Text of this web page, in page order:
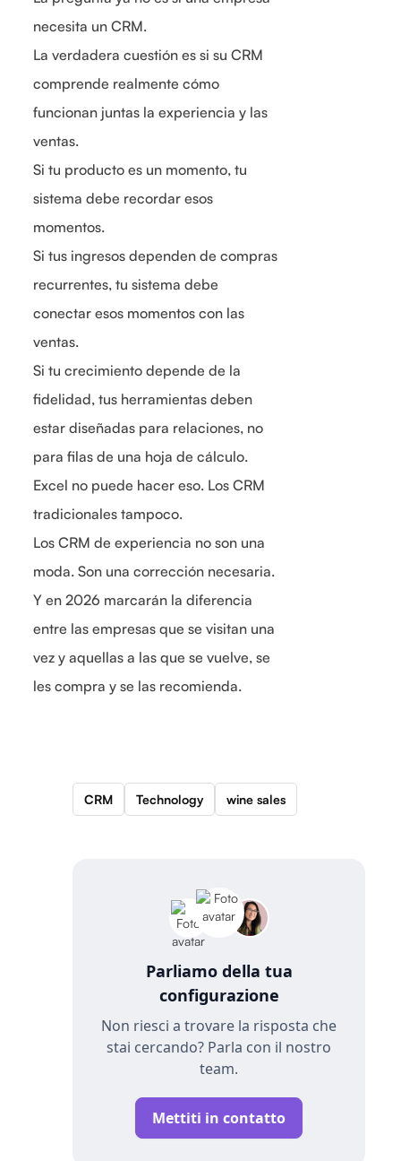
necesita un CRM.
La verdadera cuestión es si su CRM
comprende realmente cómo
funcionan juntas la experiencia y las
ventas.
Si tu producto es un momento, tu
sistema debe recordar esos
momentos.
Si tus ingresos dependen de compras
recurrentes, tu sistema debe
conectar esos momentos con las
ventas.
Si tu crecimiento depende de la
fidelidad, tus herramientas deben
estar diseñadas para relaciones, no
para filas de una hoja de cálculo.
Excel no puede hacer eso. Los CRM
tradicionales tampoco.
Los CRM de experiencia no son una
moda. Son una corrección necesaria.
Y en 2026 marcarán la diferencia
entre las empresas que se visitan una
vez y aquellas a las que se vuelve, se
les compra y se las recomienda.
CRM Technology wine sales
Parliamo della tua
configurazione
Non riesci a trovare la risposta che
stai cercando? Parla con il nostro
team.
Mettiti in contatto